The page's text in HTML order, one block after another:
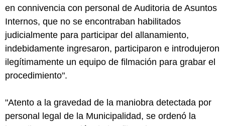
en connivencia con personal de Auditoria de Asuntos
Internos, que no se encontraban habilitados
judicialmente para participar del allanamiento,
indebidamente ingresaron, participaron e introdujeron
ilegítimamente un equipo de filmación para grabar el
procedimiento".
"Atento a la gravedad de la maniobra detectada por
personal legal de la Municipalidad, se ordenó la